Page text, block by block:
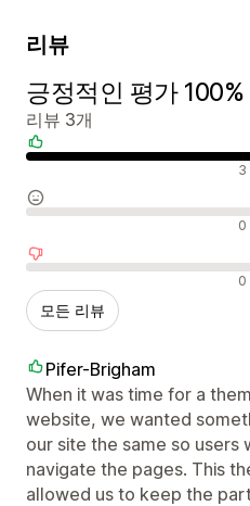
리뷰
긍정적인 평가 100%
리뷰 3개
긍정적인 리뷰 3
중립적인 리뷰 0
부정적인 리뷰 0
모든 리뷰
Pifer-Brigham
When it was time for a
website, we wanted
our site the same so users
navigate the pages. This
allowed us to keep the